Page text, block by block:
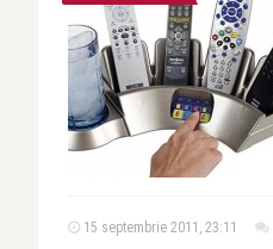
15 septembrie 2011, 23:11